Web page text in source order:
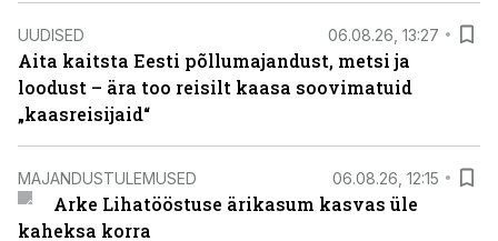
UUDISED 06.08.26, 13:27
Aita kaitsta Eesti põllumajandust, metsi ja
loodust – ära too reisilt kaasa soovimatuid
„kaasreisijaid“
MAJANDUSTULEMUSED 06.08.26, 12:15
Arke Lihatööstuse ärikasum kasvas üle
kaheksa korra